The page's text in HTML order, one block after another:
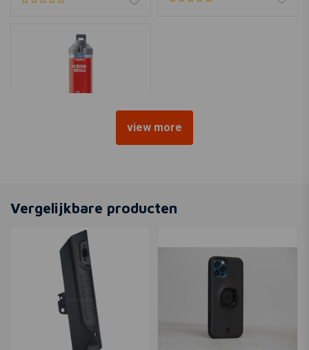
Professionele Twee
Componenten Epoxylijm |
€9,50
view more
Vergelijkbare producten